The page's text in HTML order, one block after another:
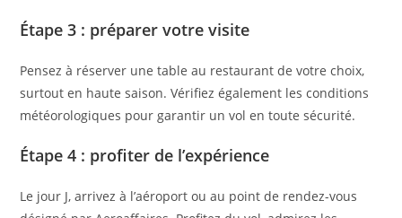
Étape 3 : préparer votre visite
Pensez à réserver une table au restaurant de votre choix,
surtout en haute saison. Vérifiez également les conditions
météorologiques pour garantir un vol en toute sécurité.
Étape 4 : profiter de l’expérience
Le jour J, arrivez à l’aéroport ou au point de rendez-vous